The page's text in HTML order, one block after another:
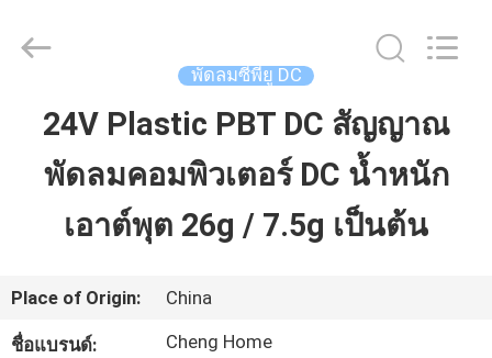
บ้าน
สินค้า
แสดง
VR
Cheng
Home
Reserved.
พัดลมซีพียู DC
24V Plastic PBT DC สัญญาณ
พัดลมคอมพิวเตอร์ DC น้ำหนัก
เอาต์พุต 26g / 7.5g เป็นต้น
Place of Origin: China
ชื่อแบรนด์: Cheng Home